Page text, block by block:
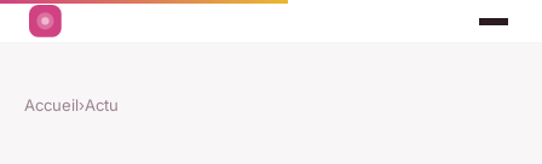
Accueil›Actu